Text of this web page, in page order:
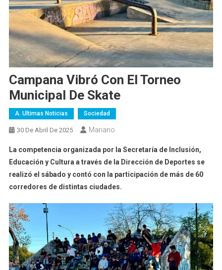
Campana Vibró Con El Torneo
Municipal De Skate
A. Ultimas Noticias Sociedad
30 De Abril De 2025 Mariano
La competencia organizada por la Secretaría de Inclusión,
Educación y Cultura a través de la Dirección de Deportes se
realizó el sábado y contó con la participación de más de 60
corredores de distintas ciudades.